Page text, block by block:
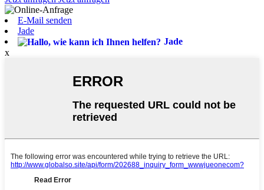
E-Mail senden
Jade
Jade
x